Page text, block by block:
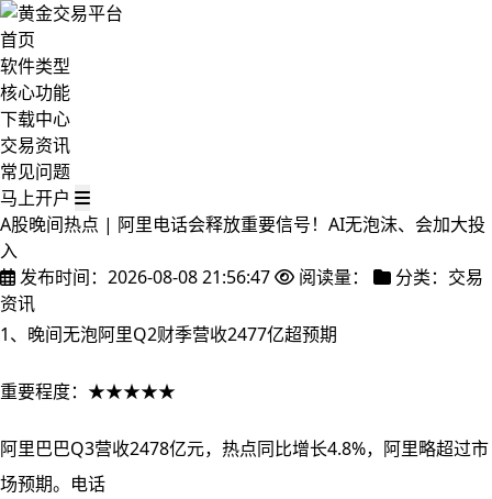
首页
软件类型
核心功能
下载中心
交易资讯
常见问题
马上开户
A股晚间热点 | 阿里电话会释放重要信号！AI无泡沫、会加大投
入
发布时间：2026-08-08 21:56:47
阅读量：
分类：交易
资讯
1、晚间无泡阿里Q2财季营收2477亿超预期
重要程度：★★★★★
阿里巴巴Q3营收2478亿元，热点同比增长4.8%，阿里略超过市
场预期。电话